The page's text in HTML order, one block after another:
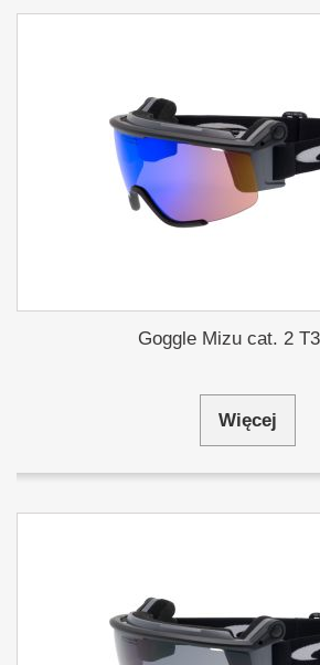
Goggle Mizu cat. 2
Więcej